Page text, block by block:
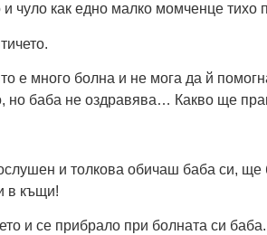
чуло как едно малко момченце
е много болна и не мога да й
баба не оздравява… Какво ще
и толкова обичаш баба си,
в къщи!
и се прибрало при болната си